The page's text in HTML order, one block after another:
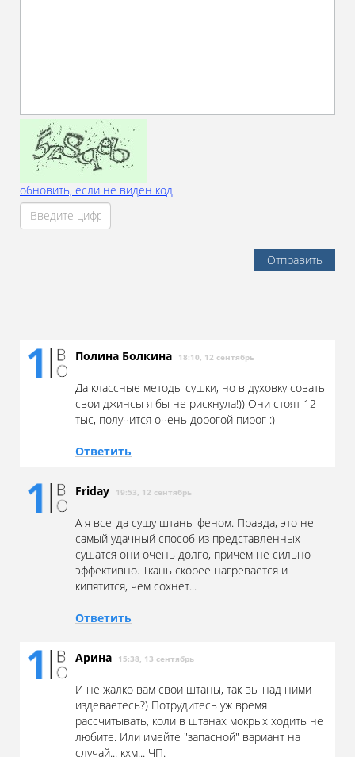
обновить, если не виден код
Отправить
Полина Болкина 18:10, 12 сентябрь
Да классные методы сушки, но в духовку совать
свои джинсы я бы не рискнула!)) Они стоят 12
тыс, получится очень дорогой пирог :)
Ответить
Friday 19:53, 12 сентябрь
А я всегда сушу штаны феном. Правда, это не
самый удачный способ из представленных -
сушатся они очень долго, причем не сильно
эффективно. Ткань скорее нагревается и
кипятится, чем сохнет...
Ответить
Арина 15:38, 13 сентябрь
И не жалко вам свои штаны, так вы над ними
издеваетесь?) Потрудитесь уж время
рассчитывать, коли в штанах мокрых ходить не
любите. Или имейте "запасной" вариант на
случай... кхм... ЧП.